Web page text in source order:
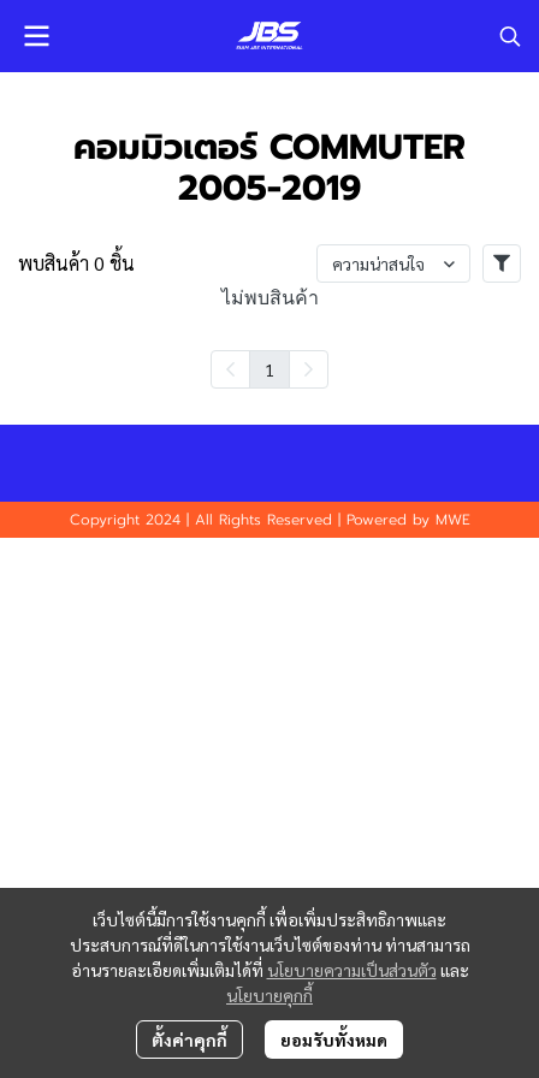
คอมมิวเตอร์ COMMUTER
2005-2019
พบสินค้า 0 ชิ้น ความน่าสนใจ
ไม่พบสินค้า
1
เว็บไซต์นี้มีการใช้งานคุกกี้ เพื่อเพิ่มประสิทธิภาพและ
ประสบการณ์ที่ดีในการใช้งานเว็บไซต์ของท่าน ท่านสามารถ
อ่านรายละเอียดเพิ่มเติมได้ที่ นโยบายความเป็นส่วนตัว และ
นโยบายคุกกี้
ตั้งค่าคุกกี้ ยอมรับทั้งหมด
Copyright 2024 | All Rights Reserved | Powered by MWE